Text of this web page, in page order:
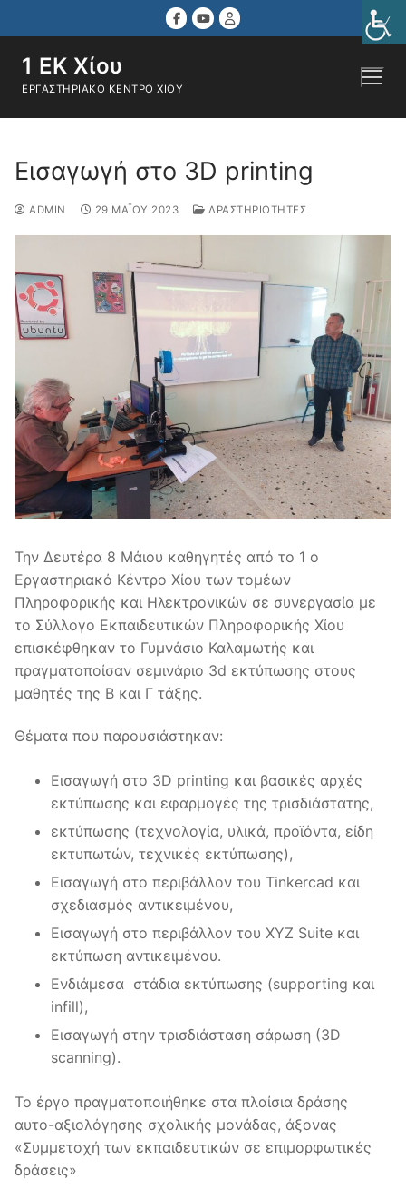
στο
περιεχόμενο
1 ΕΚ Χίου
ΕΡΓΑΣΤΗΡΙΑΚΌ ΚΈΝΤΡΟ ΧΊΟΥ
Εισαγωγή στο 3D printing
ADMIN 29 ΜΑΪ́ΟΥ 2023 ΔΡΑΣΤΗΡΙΌΤΗΤΕΣ
Την Δευτέρα 8 Μάιου καθηγητές από το 1 ο
Εργαστηριακό Κέντρο Χίου των τομέων
Πληροφορικής και Ηλεκτρονικών σε συνεργασία με
το Σύλλογο Εκπαιδευτικών Πληροφορικής Χίου
επισκέφθηκαν το Γυμνάσιο Καλαμωτής και
πραγματοποίσαν σεμινάριο 3d εκτύπωσης στους
μαθητές της Β και Γ τάξης.
Θέματα που παρουσιάστηκαν:
Εισαγωγή στο 3D printing και βασικές αρχές
εκτύπωσης και εφαρμογές της τρισδιάστατης,
εκτύπωσης (τεχνολογία, υλικά, προϊόντα, είδη
εκτυπωτών, τεχνικές εκτύπωσης),
Εισαγωγή στο περιβάλλον του Tinkercad και
σχεδιασμός αντικειμένου,
Εισαγωγή στο περιβάλλον του ΧΥΖ Suite και
εκτύπωση αντικειμένου.
Ενδιάμεσα στάδια εκτύπωσης (supporting και
infill),
Εισαγωγή στην τρισδιάσταση σάρωση (3D
scanning).
Το έργο πραγματοποιήθηκε στα πλαίσια δράσης
αυτο-αξιολόγησης σχολικής μονάδας, άξονας
«Συμμετοχή των εκπαιδευτικών σε επιμορφωτικές
δράσεις»